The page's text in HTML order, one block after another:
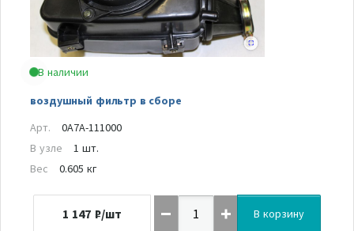
В наличии
воздушный фильтр в сборе
Арт.
0A7A-111000
В узле
1 шт.
Вес
0.605 кг
1 147 ₽/шт В корзину